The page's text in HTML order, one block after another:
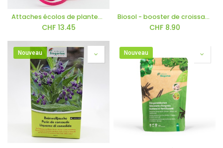
Attaches écolos de plantes et tuteurs
CHF 13.45
Biosol - booster de croissance 100g
CHF 8.90
Nouveau Nouveau